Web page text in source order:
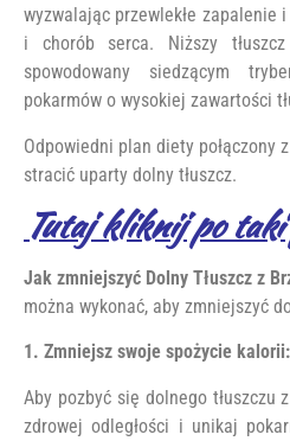
wyzwalając przewlekłe zapalenie
i chorób serca. Niższy
spowodowany siedzącym
pokarmów o wysokiej zawartości
Odpowiedni plan diety połączony
stracić uparty dolny tłuszcz.
Tutaj kliknij po
Jak zmniejszyć Dolny Tłuszcz z
można wykonać, aby zmniejszyć
1. Zmniejsz swoje spożycie kalorii:
Aby pozbyć się dolnego tłuszczu
zdrowej odległości i unikaj